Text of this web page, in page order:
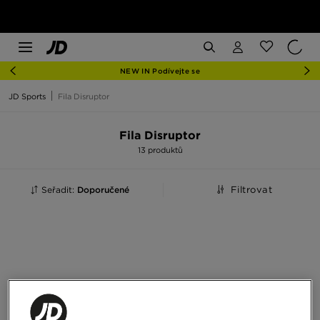
NEW IN Podívejte se
JD Sports Fila Disruptor
Fila Disruptor
13 produktů
Seřadit: Doporučené Filtrovat